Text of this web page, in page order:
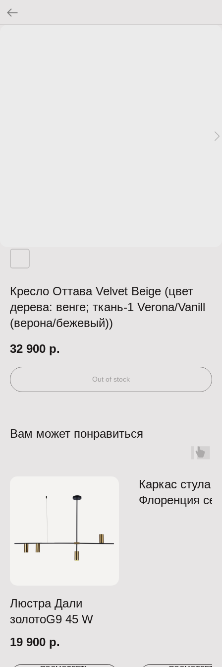
Кресло Оттава Velvet Beige (цвет
дерева: венге; ткань-1 Verona/Vanill
(верона/бежевый))
32 900 р.
Out of stock
Вам может понравиться
Люстра Дали
золотоG9 45 W
19 900 р.
Каркас стула
Флоренция